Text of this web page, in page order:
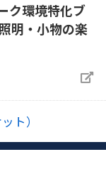
ク環境特化ブ
明・小物の楽
ト）